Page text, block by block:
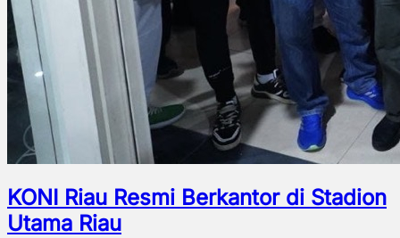
KONI Riau Resmi Berkantor di Stadion
Utama Riau